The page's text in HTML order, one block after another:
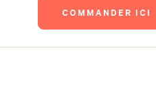
COMMANDER ICI